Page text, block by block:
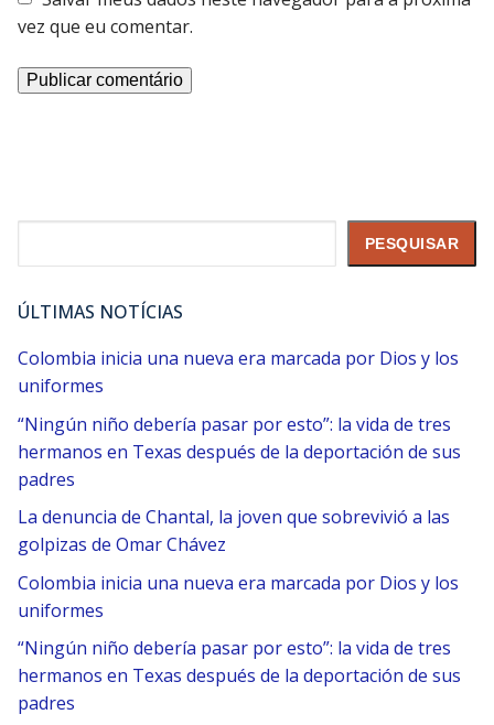
vez que eu comentar.
PESQUISAR
ÚLTIMAS NOTÍCIAS
Colombia inicia una nueva era marcada por Dios y los
uniformes
“Ningún niño debería pasar por esto”: la vida de tres
hermanos en Texas después de la deportación de sus
padres
La denuncia de Chantal, la joven que sobrevivió a las
golpizas de Omar Chávez
Colombia inicia una nueva era marcada por Dios y los
uniformes
“Ningún niño debería pasar por esto”: la vida de tres
hermanos en Texas después de la deportación de sus
padres